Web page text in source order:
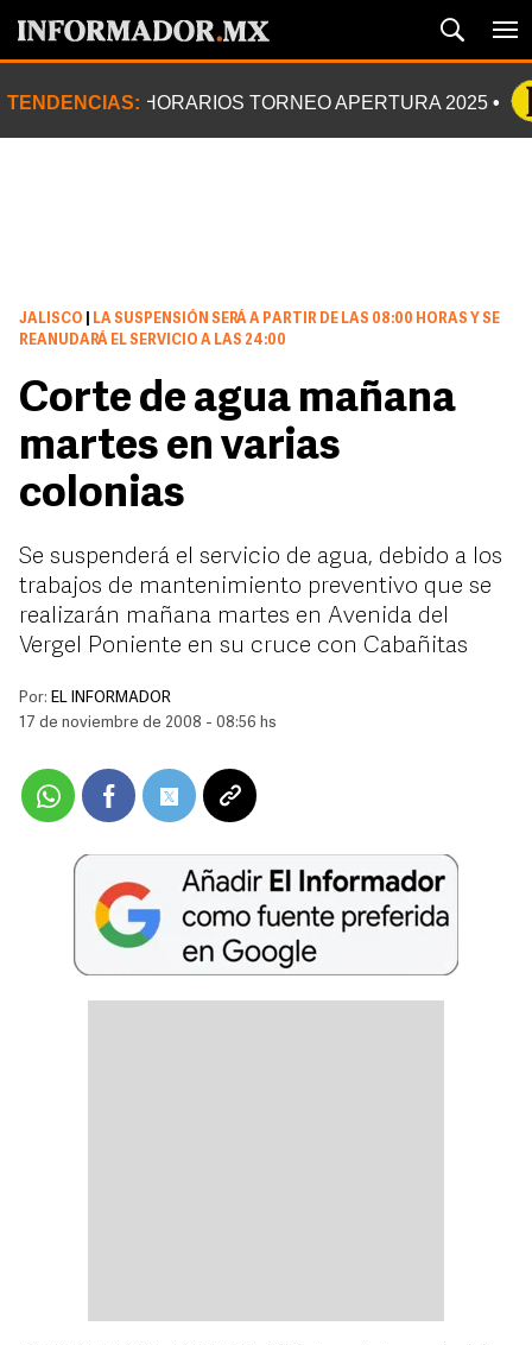
TENDENCIAS: HORARIOS TORNEO APERTURA 2025
JALISCO
LA SUSPENSIÓN SERÁ A PARTIR DE LAS 08:00 HORAS Y SE
REANUDARÁ EL SERVICIO A LAS 24:00
Corte de agua mañana
martes en varias
colonias
Se suspenderá el servicio de agua, debido a los
trabajos de mantenimiento preventivo que se
realizarán mañana martes en Avenida del
Vergel Poniente en su cruce con Cabañitas
Por: EL INFORMADOR
17 de noviembre de 2008 - 08:56 hs